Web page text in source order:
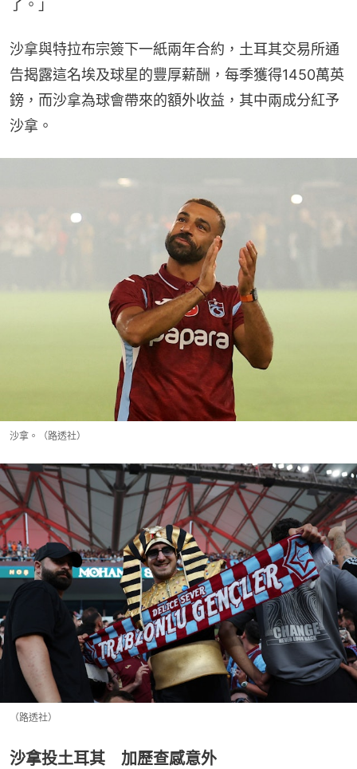
了。」
沙拿與特拉布宗簽下一紙兩年合約，土耳其交易所通
告揭露這名埃及球星的豐厚薪酬，每季獲得1450萬英
鎊，而沙拿為球會帶來的額外收益，其中兩成分紅予
沙拿。
沙拿。（路透社）
（路透社）
沙拿投土耳其 加歷查感意外